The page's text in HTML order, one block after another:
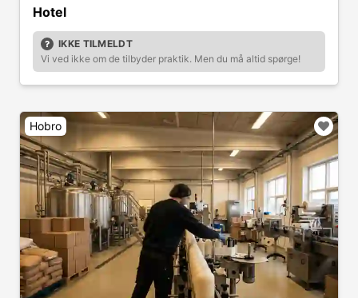
Hotel
IKKE TILMELDT
Vi ved ikke om de tilbyder praktik. Men du må altid spørge!
Hobro